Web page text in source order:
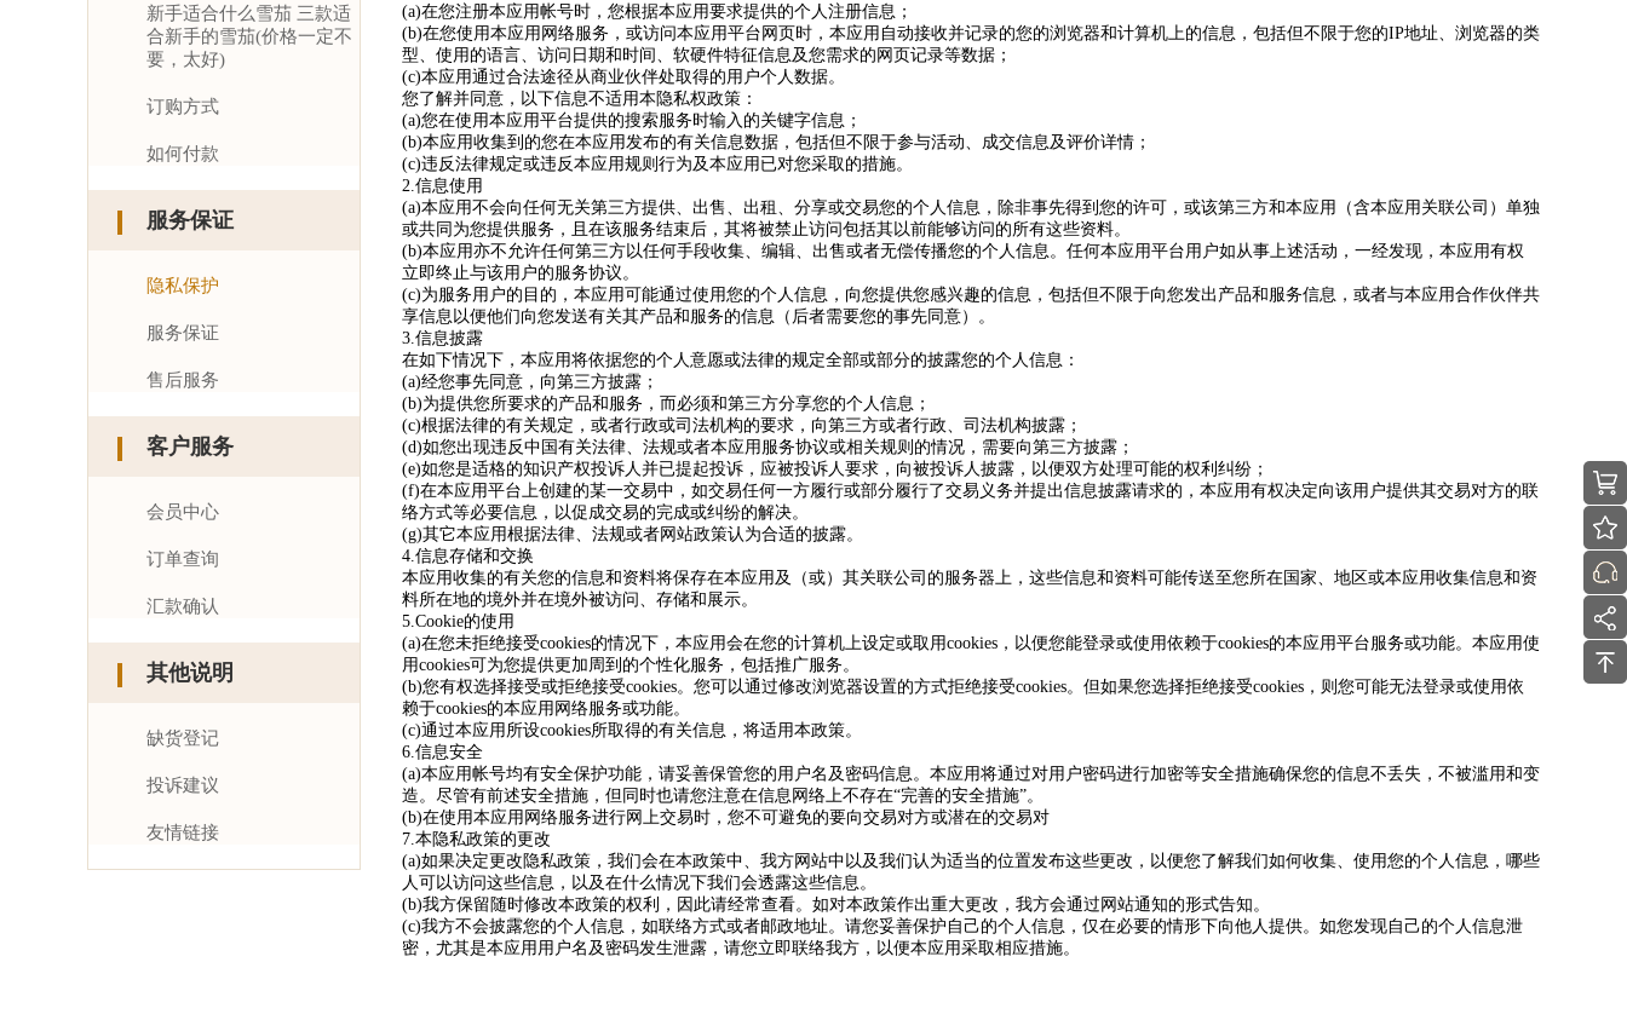
新手适合什么雪茄 三款适
合新手的雪茄(价格一定不
要，太好)
订购方式
如何付款
服务保证
隐私保护
服务保证
售后服务
客户服务
会员中心
订单查询
汇款确认
其他说明
缺货登记
投诉建议
友情链接
(a)在您注册本应用帐号时，您根据本应用要求提供的个人注册信息；
(b)在您使用本应用网络服务，或访问本应用平台网页时，本应用自动接收并记录的您的浏览器和计算机上的信息，包括但不限于您的IP地址、浏览器的类
型、使用的语言、访问日期和时间、软硬件特征信息及您需求的网页记录等数据；
(c)本应用通过合法途径从商业伙伴处取得的用户个人数据。
您了解并同意，以下信息不适用本隐私权政策：
(a)您在使用本应用平台提供的搜索服务时输入的关键字信息；
(b)本应用收集到的您在本应用发布的有关信息数据，包括但不限于参与活动、成交信息及评价详情；
(c)违反法律规定或违反本应用规则行为及本应用已对您采取的措施。
2.信息使用
(a)本应用不会向任何无关第三方提供、出售、出租、分享或交易您的个人信息，除非事先得到您的许可，或该第三方和本应用（含本应用关联公司）单独
或共同为您提供服务，且在该服务结束后，其将被禁止访问包括其以前能够访问的所有这些资料。
(b)本应用亦不允许任何第三方以任何手段收集、编辑、出售或者无偿传播您的个人信息。任何本应用平台用户如从事上述活动，一经发现，本应用有权
立即终止与该用户的服务协议。
(c)为服务用户的目的，本应用可能通过使用您的个人信息，向您提供您感兴趣的信息，包括但不限于向您发出产品和服务信息，或者与本应用合作伙伴共
享信息以便他们向您发送有关其产品和服务的信息（后者需要您的事先同意）。
3.信息披露
在如下情况下，本应用将依据您的个人意愿或法律的规定全部或部分的披露您的个人信息：
(a)经您事先同意，向第三方披露；
(b)为提供您所要求的产品和服务，而必须和第三方分享您的个人信息；
(c)根据法律的有关规定，或者行政或司法机构的要求，向第三方或者行政、司法机构披露；
(d)如您出现违反中国有关法律、法规或者本应用服务协议或相关规则的情况，需要向第三方披露；
(e)如您是适格的知识产权投诉人并已提起投诉，应被投诉人要求，向被投诉人披露，以便双方处理可能的权利纠纷；
(f)在本应用平台上创建的某一交易中，如交易任何一方履行或部分履行了交易义务并提出信息披露请求的，本应用有权决定向该用户提供其交易对方的联
络方式等必要信息，以促成交易的完成或纠纷的解决。
(g)其它本应用根据法律、法规或者网站政策认为合适的披露。
4.信息存储和交换
本应用收集的有关您的信息和资料将保存在本应用及（或）其关联公司的服务器上，这些信息和资料可能传送至您所在国家、地区或本应用收集信息和资
料所在地的境外并在境外被访问、存储和展示。
5.Cookie的使用
(a)在您未拒绝接受cookies的情况下，本应用会在您的计算机上设定或取用cookies，以便您能登录或使用依赖于cookies的本应用平台服务或功能。本应用使
用cookies可为您提供更加周到的个性化服务，包括推广服务。
(b)您有权选择接受或拒绝接受cookies。您可以通过修改浏览器设置的方式拒绝接受cookies。但如果您选择拒绝接受cookies，则您可能无法登录或使用依
赖于cookies的本应用网络服务或功能。
(c)通过本应用所设cookies所取得的有关信息，将适用本政策。
6.信息安全
(a)本应用帐号均有安全保护功能，请妥善保管您的用户名及密码信息。本应用将通过对用户密码进行加密等安全措施确保您的信息不丢失，不被滥用和变
造。尽管有前述安全措施，但同时也请您注意在信息网络上不存在“完善的安全措施”。
(b)在使用本应用网络服务进行网上交易时，您不可避免的要向交易对方或潜在的交易对
7.本隐私政策的更改
(a)如果决定更改隐私政策，我们会在本政策中、我方网站中以及我们认为适当的位置发布这些更改，以便您了解我们如何收集、使用您的个人信息，哪些
人可以访问这些信息，以及在什么情况下我们会透露这些信息。
(b)我方保留随时修改本政策的权利，因此请经常查看。如对本政策作出重大更改，我方会通过网站通知的形式告知。
(c)我方不会披露您的个人信息，如联络方式或者邮政地址。请您妥善保护自己的个人信息，仅在必要的情形下向他人提供。如您发现自己的个人信息泄
密，尤其是本应用用户名及密码发生泄露，请您立即联络我方，以便本应用采取相应措施。